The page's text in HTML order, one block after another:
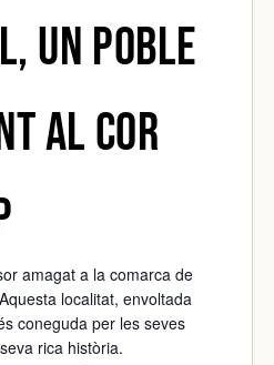
un poble
al cor
amagat a la comarca de
localitat, envoltada
coneguda per les seves
rica història.